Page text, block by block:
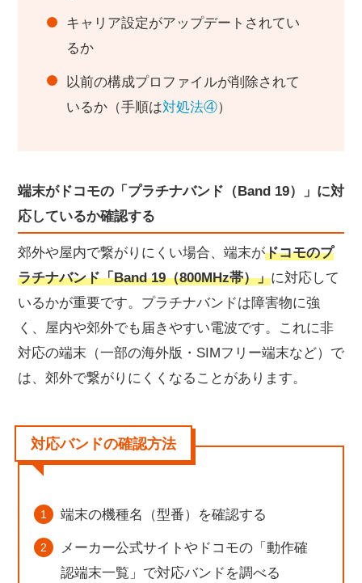
キャリア設定がアップデートされてい
るか
以前の構成プロファイルが削除されて
いるか（手順は対処法④）
端末がドコモの「プラチナバンド（Band 19）」に対
応しているか確認する
郊外や屋内で繋がりにくい場合、端末がドコモのプ
ラチナバンド「Band 19（800MHz帯）」に対応して
いるかが重要です。プラチナバンドは障害物に強
く、屋内や郊外でも届きやすい電波です。これに非
対応の端末（一部の海外版・SIMフリー端末など）で
は、郊外で繋がりにくくなることがあります。
対応バンドの確認方法
端末の機種名（型番）を確認する
メーカー公式サイトやドコモの「動作確
認端末一覧」で対応バンドを調べる